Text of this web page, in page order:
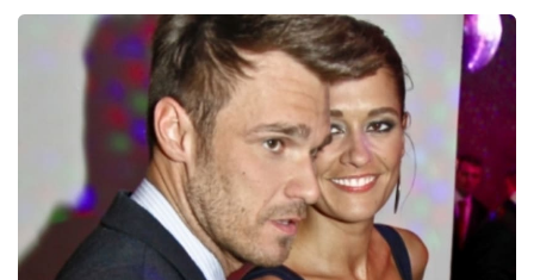
Youtubeři
Virály
Sex a vztahy
Videa